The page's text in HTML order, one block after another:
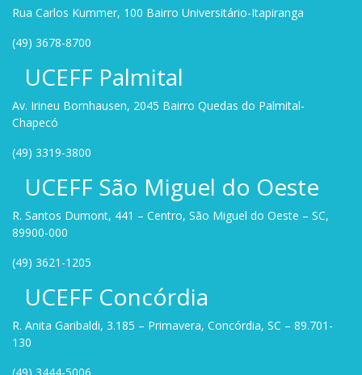
Rua Carlos Kummer, 100 Bairro Universitário-Itapiranga
(49) 3678-8700
UCEFF Palmital
Av. Irineu Bornhausen, 2045 Bairro Quedas do Palmital-
Chapecó
(49) 3319-3800
UCEFF São Miguel do Oeste
R. Santos Dumont, 441 – Centro, São Miguel do Oeste – SC,
89900-000
(49) 3621-1205
UCEFF Concórdia
R. Anita Garibaldi, 3.185 – Primavera, Concórdia, SC – 89.701-
130